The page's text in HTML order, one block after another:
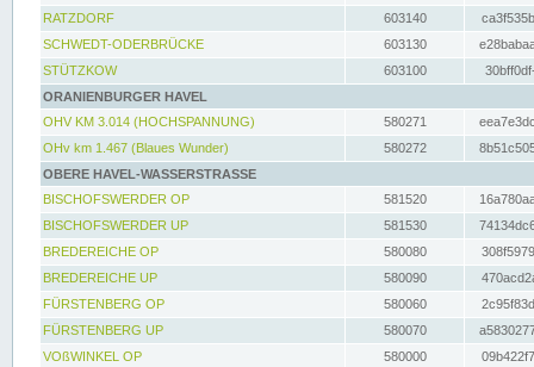
RATZDORF
603140
SCHWEDT-ODERBRÜCKE
603130
STÜTZKOW
603100
ORANIENBURGER HAVEL
OHV KM 3.014 (HOCHSPANNUNG)
580271
OHv km 1.467 (Blaues Wunder)
580272
OBERE HAVEL-WASSERSTRASSE
BISCHOFSWERDER OP
581520
BISCHOFSWERDER UP
581530
BREDEREICHE OP
580080
BREDEREICHE UP
580090
FÜRSTENBERG OP
580060
FÜRSTENBERG UP
580070
VOßWINKEL OP
580000